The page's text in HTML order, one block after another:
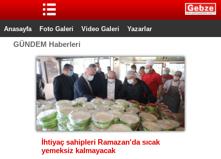
Anasayfa Foto Galeri Video Galeri Yazarlar
GÜNDEM Haberleri
İhtiyaç sahipleri Ramazan'da sıcak
yemeksiz kalmayacak